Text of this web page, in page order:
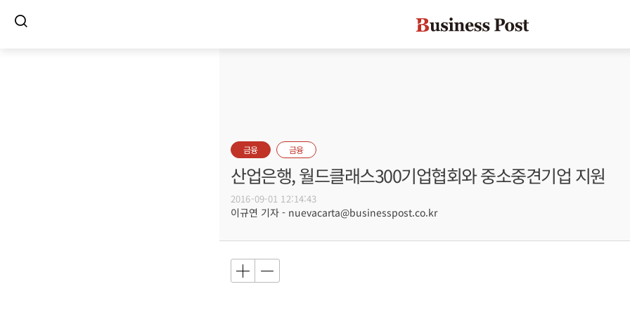
금융 금융
산업은행, 월드클래스300기업협회와 중소중견기업 지원
2016-09-01 12:14:43
이규연 기자 - nuevacarta@businesspost.co.kr